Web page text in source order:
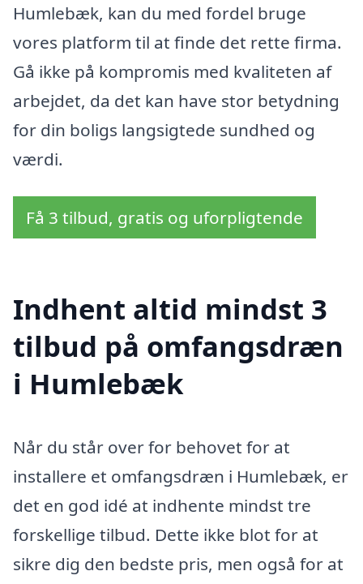
Humlebæk, kan du med fordel bruge
vores platform til at finde det rette firma.
Gå ikke på kompromis med kvaliteten af
arbejdet, da det kan have stor betydning
for din boligs langsigtede sundhed og
værdi.
Få 3 tilbud, gratis og uforpligtende
Indhent altid mindst 3
tilbud på omfangsdræn
i Humlebæk
Når du står over for behovet for at
installere et omfangsdræn i Humlebæk, er
det en god idé at indhente mindst tre
forskellige tilbud. Dette ikke blot for at
sikre dig den bedste pris, men også for at